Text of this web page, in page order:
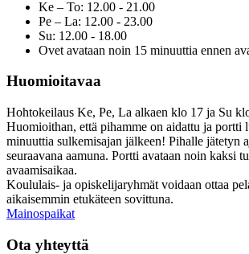
Ke – To: 12.00 - 21.00
Pe – La: 12.00 - 23.00
Su: 12.00 - 18.00
Ovet avataan noin 15 minuuttia ennen
Huomioitavaa
Hohtokeilaus Ke, Pe, La alkaen klo 17 ja Su
Huomioithan, että pihamme on aidattu ja portti
minuuttia sulkemisajan jälkeen! Pihalle jätetyn
seuraavana aamuna. Portti avataan noin kaksi
avaamisaikaa.
Koululais- ja opiskelijaryhmät voidaan ottaa
aikaisemmin etukäteen sovittuna.
Mainospaikat
Ota yhteyttä